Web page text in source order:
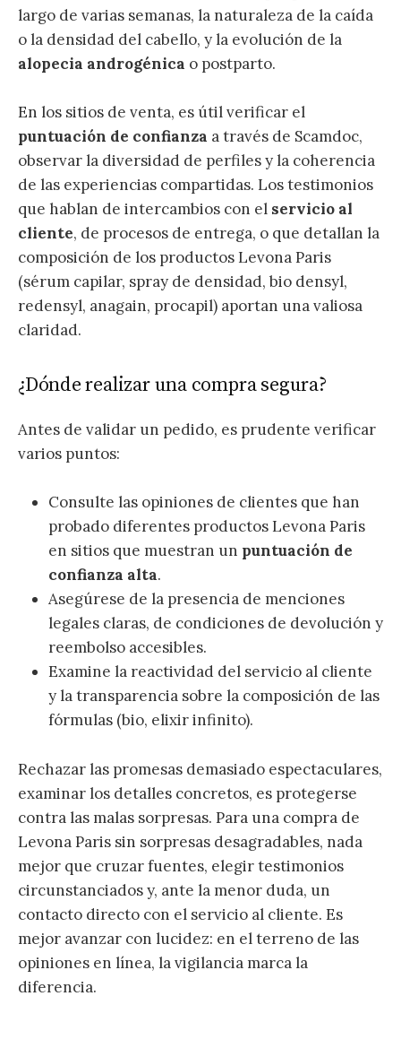
largo de varias semanas, la naturaleza de la caída
o la densidad del cabello, y la evolución de la
alopecia androgénica o postparto.
En los sitios de venta, es útil verificar el
puntuación de confianza a través de Scamdoc,
observar la diversidad de perfiles y la coherencia
de las experiencias compartidas. Los testimonios
que hablan de intercambios con el servicio al
cliente, de procesos de entrega, o que detallan la
composición de los productos Levona Paris
(sérum capilar, spray de densidad, bio densyl,
redensyl, anagain, procapil) aportan una valiosa
claridad.
¿Dónde realizar una compra segura?
Antes de validar un pedido, es prudente verificar
varios puntos:
Consulte las opiniones de clientes que han
probado diferentes productos Levona Paris
en sitios que muestran un puntuación de
confianza alta.
Asegúrese de la presencia de menciones
legales claras, de condiciones de devolución y
reembolso accesibles.
Examine la reactividad del servicio al cliente
y la transparencia sobre la composición de las
fórmulas (bio, elixir infinito).
Rechazar las promesas demasiado espectaculares,
examinar los detalles concretos, es protegerse
contra las malas sorpresas. Para una compra de
Levona Paris sin sorpresas desagradables, nada
mejor que cruzar fuentes, elegir testimonios
circunstanciados y, ante la menor duda, un
contacto directo con el servicio al cliente. Es
mejor avanzar con lucidez: en el terreno de las
opiniones en línea, la vigilancia marca la
diferencia.